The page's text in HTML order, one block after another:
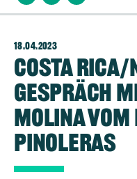
18.04.2023
Costa
Gespräch
Molina vom
Pinoleras